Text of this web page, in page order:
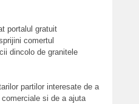
portalul gratuit
comertul
dincolo de granitele
partilor interesate de a
si de a ajuta